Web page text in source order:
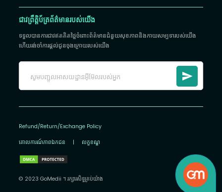
ជាវព្រឹត្តិប័ត្រព័ត៌មានរបស់យើង
ទទួលបានការជាវឥតគិតថ្លៃចំពោះព័ត៌មានជំនួយសុខភាពនិងកាយសម្បទារបស់យើង
ហើយរង់ចាំការផ្តល់ជូនចុងក្រោយរបស់យើង
Refund/Return/Exchange Policy
គោលការណ៍​ភាព​ឯកជន | លក្ខខណ្ឌ
© 2023 GoMedii ។ រក្សា​រ​សិទ្ធ​គ្រប់យ៉ាង